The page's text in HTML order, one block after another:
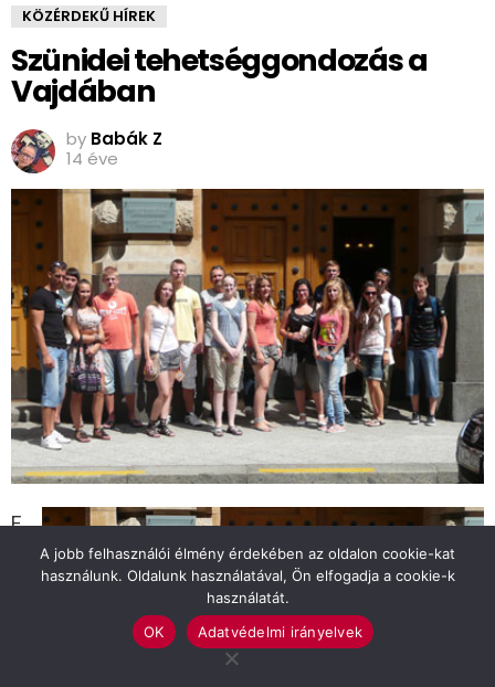
KÖZÉRDEKŰ HÍREK
Szünidei tehetséggondozás a
Vajdában
by Babák Z
14 éve
F
A jobb felhasználói élmény érdekében az oldalon cookie-kat
használunk. Oldalunk használatával, Ön elfogadja a cookie-k
használatát.
OK
Adatvédelmi irányelvek